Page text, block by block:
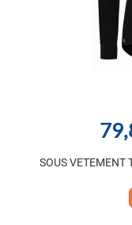
SOUS VETEMENT